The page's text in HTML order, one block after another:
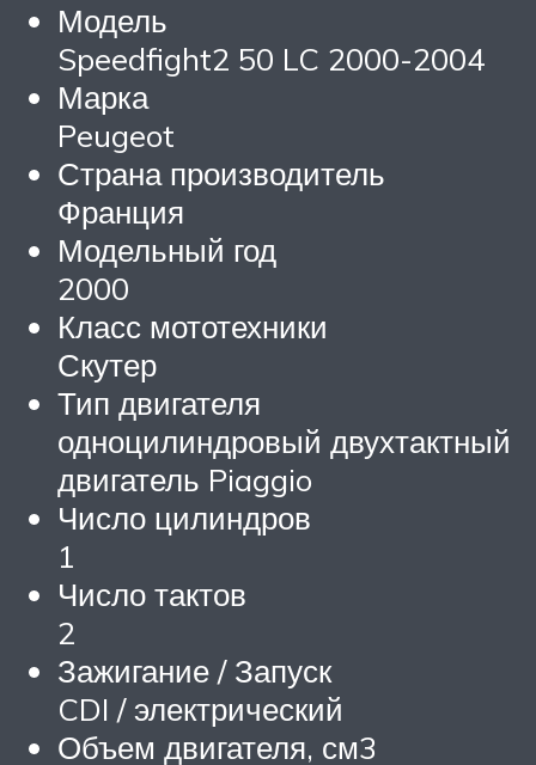
Модель
Speedfight2 50 LC 2000-2004
Марка
Peugeot
Страна производитель
Франция
Модельный год
2000
Класс мототехники
Скутер
Тип двигателя
одноцилиндровый двухтактный
двигатель Piaggio
Число цилиндров
1
Число тактов
2
Зажигание / Запуск
CDI / электрический
Объем двигателя, см3